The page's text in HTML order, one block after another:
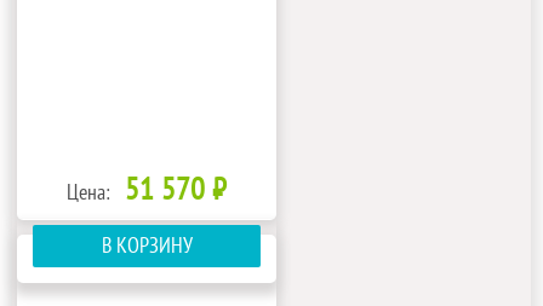
Цена: 51 570 ₽
В КОРЗИНУ